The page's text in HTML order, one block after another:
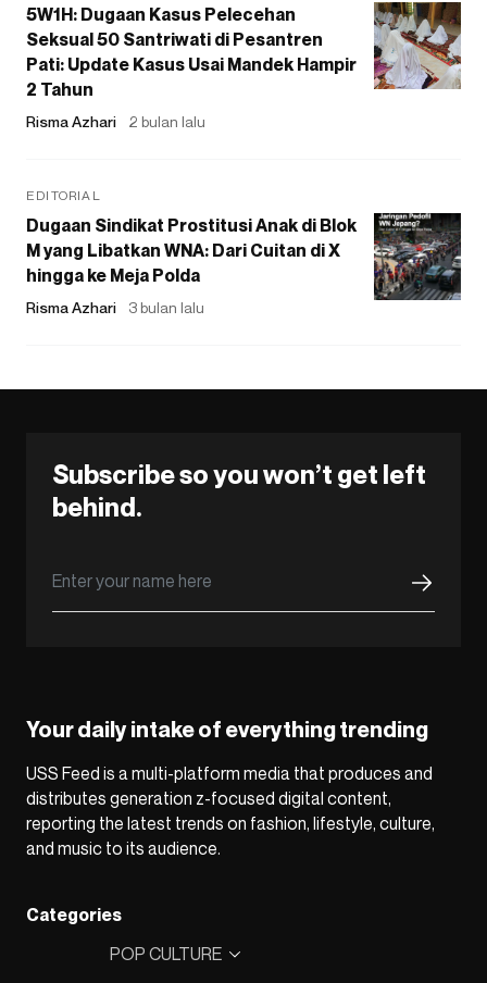
5W1H: Dugaan Kasus Pelecehan
Seksual 50 Santriwati di Pesantren
Pati: Update Kasus Usai Mandek Hampir
2 Tahun
Risma Azhari 2 bulan lalu
EDITORIAL
Dugaan Sindikat Prostitusi Anak di Blok
M yang Libatkan WNA: Dari Cuitan di X
hingga ke Meja Polda
Risma Azhari 3 bulan lalu
Subscribe so you won’t get left
behind.
Your daily intake of everything trending
USS Feed is a multi-platform media that produces and
distributes generation z-focused digital content,
reporting the latest trends on fashion, lifestyle, culture,
and music to its audience.
Categories
POP CULTURE